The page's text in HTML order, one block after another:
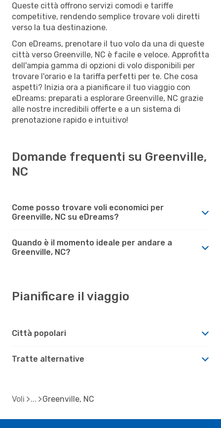
Queste città offrono servizi comodi e tariffe
competitive, rendendo semplice trovare voli diretti
verso la tua destinazione.
Con eDreams, prenotare il tuo volo da una di queste
città verso Greenville, NC è facile e veloce. Approfitta
dell'ampia gamma di opzioni di volo disponibili per
trovare l'orario e la tariffa perfetti per te. Che cosa
aspetti? Inizia ora a pianificare il tuo viaggio con
eDreams: preparati a esplorare Greenville, NC grazie
alle nostre incredibili offerte e a un sistema di
prenotazione rapido e intuitivo!
Domande frequenti su Greenville,
NC
Come posso trovare voli economici per
Greenville, NC su eDreams?
Quando è il momento ideale per andare a
Greenville, NC?
Pianificare il viaggio
Città popolari
Tratte alternative
Voli Greenville, NC